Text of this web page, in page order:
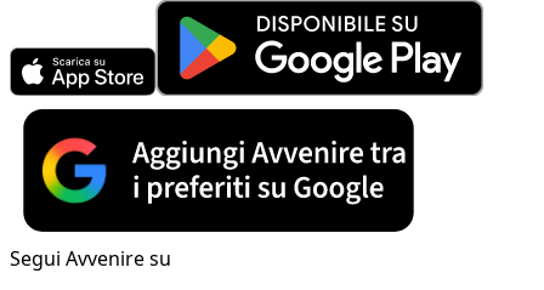
Segui Avvenire su